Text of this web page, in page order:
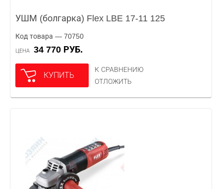
УШМ (болгарка) Flex LBE 17-11 125
Код товара — 70750
ЦЕНА 34 770 РУБ.
КУПИТЬ
К СРАВНЕНИЮ
ОТЛОЖИТЬ